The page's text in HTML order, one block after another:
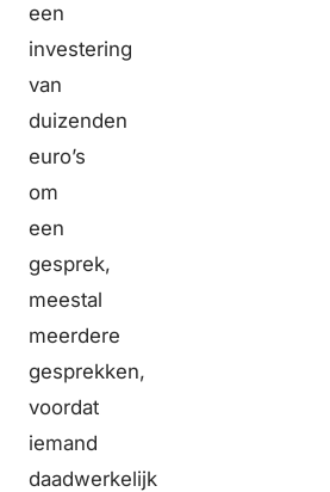
een
investering
van
duizenden
euro’s
om
een
gesprek,
meestal
meerdere
gesprekken,
voordat
iemand
daadwerkelijk